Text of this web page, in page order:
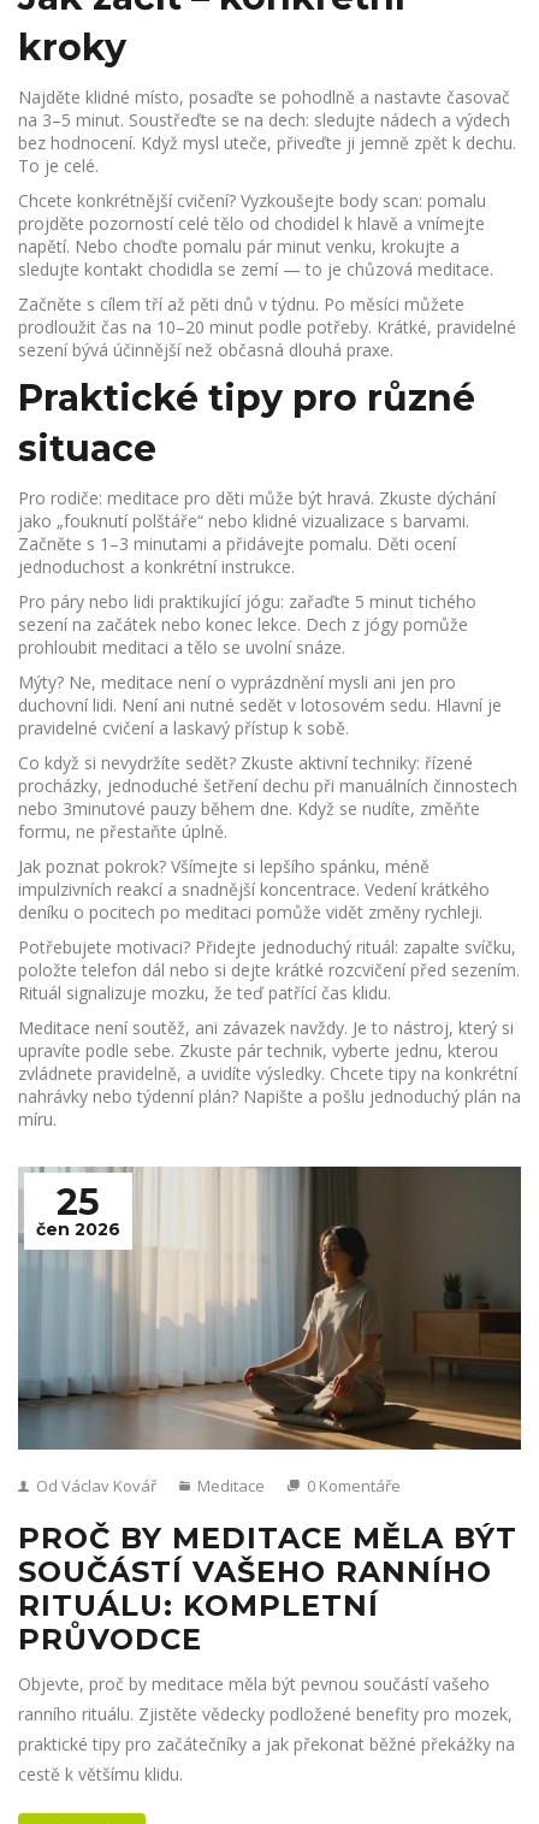
kroky
Najděte klidné místo, posaďte se pohodlně a nastavte časovač
na 3–5 minut. Soustřeďte se na dech: sledujte nádech a výdech
bez hodnocení. Když mysl uteče, přiveďte ji jemně zpět k dechu.
To je celé.
Chcete konkrétnější cvičení? Vyzkoušejte body scan: pomalu
projděte pozorností celé tělo od chodidel k hlavě a vnímejte
napětí. Nebo choďte pomalu pár minut venku, krokujte a
sledujte kontakt chodidla se zemí — to je chůzová meditace.
Začněte s cílem tří až pěti dnů v týdnu. Po měsíci můžete
prodloužit čas na 10–20 minut podle potřeby. Krátké, pravidelné
sezení bývá účinnější než občasná dlouhá praxe.
Praktické tipy pro různé
situace
Pro rodiče: meditace pro děti může být hravá. Zkuste dýchání
jako „fouknutí polštáře“ nebo klidné vizualizace s barvami.
Začněte s 1–3 minutami a přidávejte pomalu. Děti ocení
jednoduchost a konkrétní instrukce.
Pro páry nebo lidi praktikující jógu: zařaďte 5 minut tichého
sezení na začátek nebo konec lekce. Dech z jógy pomůže
prohloubit meditaci a tělo se uvolní snáze.
Mýty? Ne, meditace není o vyprázdnění mysli ani jen pro
duchovní lidi. Není ani nutné sedět v lotosovém sedu. Hlavní je
pravidelné cvičení a laskavý přístup k sobě.
Co když si nevydržíte sedět? Zkuste aktivní techniky: řízené
procházky, jednoduché šetření dechu při manuálních činnostech
nebo 3minutové pauzy během dne. Když se nudíte, změňte
formu, ne přestaňte úplně.
Jak poznat pokrok? Všímejte si lepšího spánku, méně
impulzivních reakcí a snadnější koncentrace. Vedení krátkého
deníku o pocitech po meditaci pomůže vidět změny rychleji.
Potřebujete motivaci? Přidejte jednoduchý rituál: zapalte svíčku,
položte telefon dál nebo si dejte krátké rozcvičení před sezením.
Rituál signalizuje mozku, že teď patřící čas klidu.
Meditace není soutěž, ani závazek navždy. Je to nástroj, který si
upravíte podle sebe. Zkuste pár technik, vyberte jednu, kterou
zvládnete pravidelně, a uvidíte výsledky. Chcete tipy na konkrétní
nahrávky nebo týdenní plán? Napište a pošlu jednoduchý plán na
míru.
25
čen 2026
Od Václav Kovář Meditace 0 Komentáře
PROČ BY MEDITACE MĚLA BÝT
SOUČÁSTÍ VAŠEHO RANNÍHO
RITUÁLU: KOMPLETNÍ
PRŮVODCE
Objevte, proč by meditace měla být pevnou součástí vašeho
ranního rituálu. Zjistěte vědecky podložené benefity pro mozek,
praktické tipy pro začátečníky a jak překonat běžné překážky na
cestě k většímu klidu.